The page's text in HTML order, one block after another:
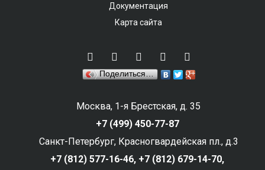
Документация
Карта сайта
Поделиться…
Москва, 1-я Брестская, д. 35
+7 (499) 450-77-87
Санкт-Петербург, Красногвардейская пл., д.3
+7 (812) 577-16-46, +7 (812) 679-14-70,